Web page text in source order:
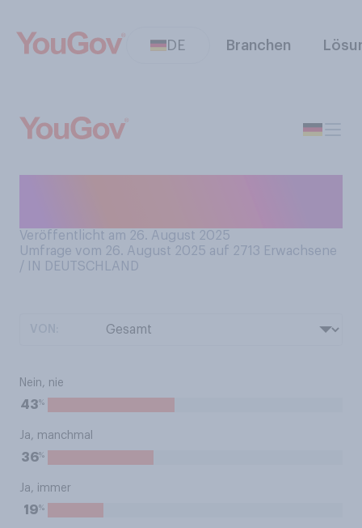
DE Branchen
Veröffentlicht am 26. August 2025
Umfrage vom 26. August 2025 auf 2713 Erwachsene
/ IN DEUTSCHLAND
Nein, nie
43%
Ja, manchmal
36%
Ja, immer
19%